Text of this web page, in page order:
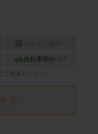
自転車預かり ※
ご相談ください。
る